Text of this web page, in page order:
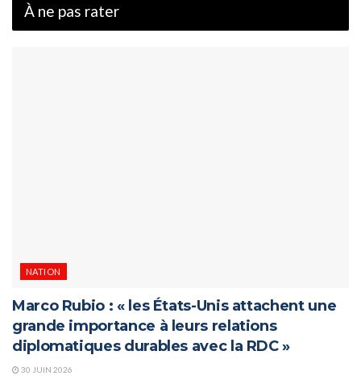
À ne pas rater
NATION
Marco Rubio : « les États-Unis attachent une
grande importance à leurs relations
diplomatiques durables avec la RDC »
30 JUIN 2026